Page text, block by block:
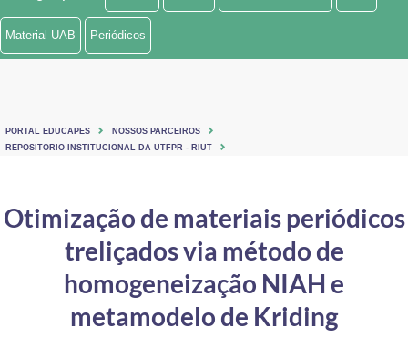
Ministério de Minas e Energia
Ministério do Turismo
Controladoria-Geral da União
Ministério da Mulher, da Família e dos Direitos Humanos
Material UAB Periódicos
PORTAL EDUCAPES
NOSSOS PARCEIROS
REPOSITORIO INSTITUCIONAL DA UTFPR - RIUT
Otimização de materiais periódicos
treliçados via método de
homogeneização NIAH e
metamodelo de Kriding